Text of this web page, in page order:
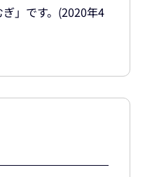
」です。(2020年4